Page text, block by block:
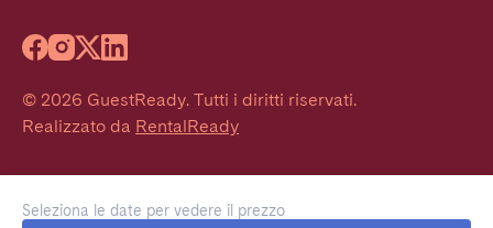
Seleziona le date per vedere il prezzo
© 2026 GuestReady. Tutti i diritti riservati.
Realizzato da RentalReady